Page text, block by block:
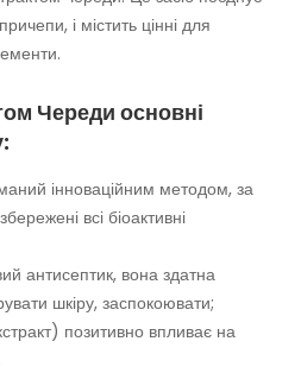
і містить цінні для
Череди основні
інноваційним методом, за
всі біоактивні
антисептик, вона здатна
шкіру, заспокоювати;
позитивно впливає на